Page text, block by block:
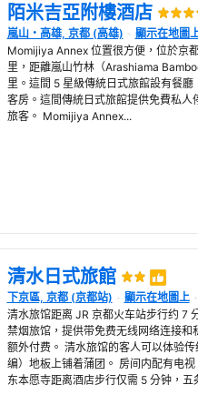
陌米吉亞附樓酒店
在新視窗開啟
嵐山・高雄, 京都 (高雄) 顯示在地圖
Momijiya Annex 位置很方便，位於京
里，距離嵐山竹林（Arashiama
里。這間 5 星級傳統日式旅館設有餐
客房。這間傳統日式旅館提供免費私
旅客。 Momijiya Annex...
清水日式旅館
在新視窗開啟
下京區, 京都 (京都站) 顯示在地圖上
清水旅馆距离 JR 京都火车站步行约 7
禁烟旅馆，提供带免费无线网络连接
额外付费。 清水旅馆的客人可以体验
编）地板上铺着蒲团。 房间内配有电
东本愿寺距离酒店步行仅需 5 分钟，